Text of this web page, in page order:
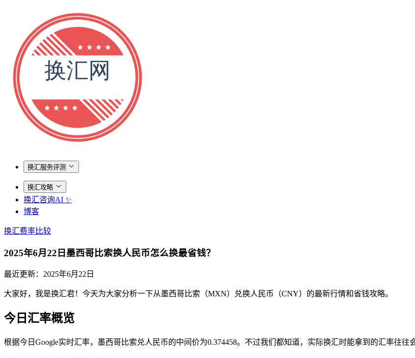
换汇服务评测
换汇攻略
换汇咨询AI ✨
博客
换汇费率比较
2025年6月22日墨西哥比索换人民币怎么换最省钱？
最近更新： 2025年6月22日
大家好，我是换汇君！今天为大家分析一下从墨西哥比索（MXN）兑换人民币（CNY）的最新行情和省钱攻略。
今日汇率概览
根据今日Google实时汇率，墨西哥比索兑人民币的中间价为0.374458。不过我们都知道，实际换汇时能拿到的汇率往